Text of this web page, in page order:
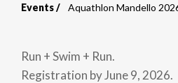
Breadcrumb
Events Aquathlon Mandello
Run + Swim + Run.
Registration by June 9, 2026.